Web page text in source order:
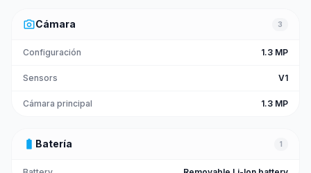
photo_cameraCámara 3
Configuración 1.3 MP
Sensors V1
Cámara principal 1.3 MP
battery_full Batería 1